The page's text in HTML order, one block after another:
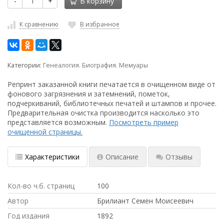
К сравнению В избранное
Категории: Генеалогия. Биография. Мемуары
Репринт заказанной книги печатается в очищенном виде от
фонового загрязнения и затемнений, пометок,
подчеркиваний, библиотечных печатей и штампов и прочее.
Предварительная очистка производится насколько это
представляется возможным. Посмотреть пример
очищенной страницы.
Характеристики Описание Отзывы
Кол-во ч.б. страниц
100
Автор
Брилиант Семен Моисеевич
Год издания
1892